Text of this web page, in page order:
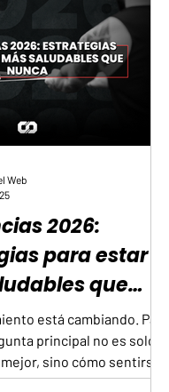
El momento previsto
suele coincidir con
disponibilidad
instante, si además de
2026:
para estar
que
está cambiando. Para
principal no es solo
sino cómo sentirse y
en la vida diaria. Las
Web